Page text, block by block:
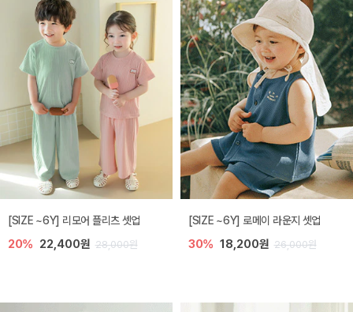
[SIZE ~6Y] 리모어 플리츠 셋업
20% 22,400원 28,000원
[SIZE ~6Y] 로메이 라운지 셋업
30% 18,200원 26,000원